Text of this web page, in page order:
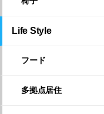
Life Style
フード
多拠点居住